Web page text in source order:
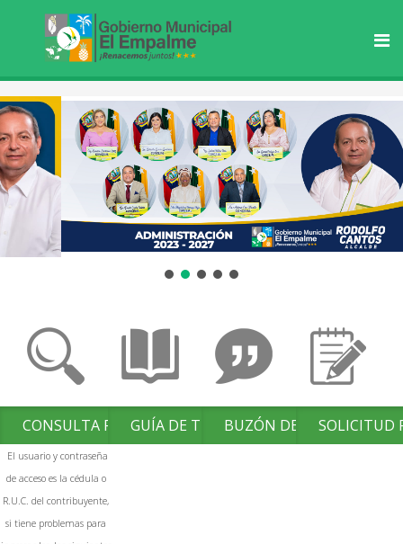
CONSULTA FACTURAS
El usuario y contraseña
de acceso es la cédula o
R.U.C. del contribuyente,
si tiene problemas para
GUÍA DE TRÁMITESBUZÓN DE SUGERENCIAS
SOLICITUD